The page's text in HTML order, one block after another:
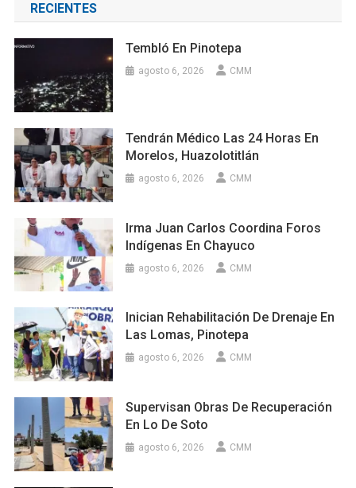
RECIENTES
Tembló En Pinotepa
agosto 6, 2026 CMM
Tendrán Médico Las 24 Horas En
Morelos, Huazolotitlán
agosto 6, 2026 CMM
Irma Juan Carlos Coordina Foros
Indígenas En Chayuco
agosto 6, 2026 CMM
Inician Rehabilitación De Drenaje En
Las Lomas, Pinotepa
agosto 6, 2026 CMM
Supervisan Obras De Recuperación
En Lo De Soto
agosto 6, 2026 CMM